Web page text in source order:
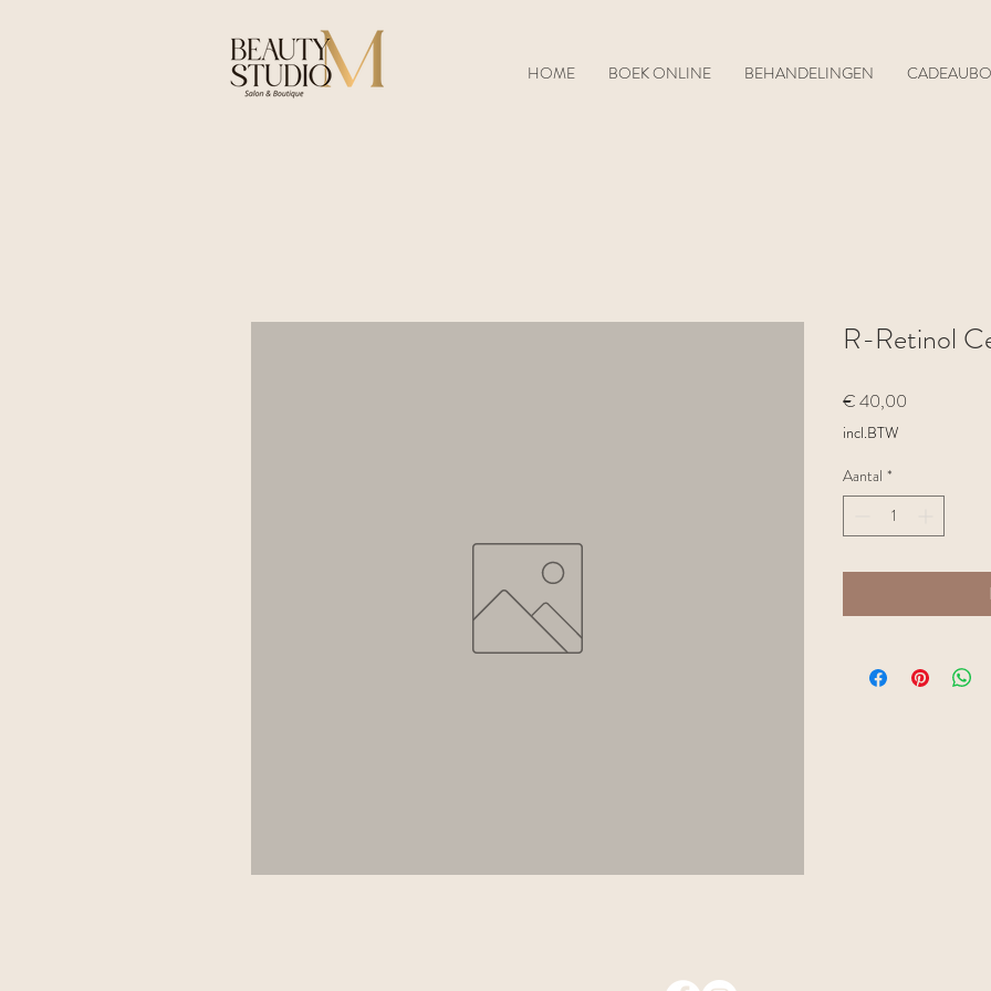
HOME BOEK ONLINE BEHANDELINGEN
R-Retinol
€ 40,00
incl.BTW
Aantal *